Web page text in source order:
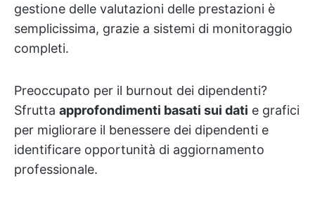
gestione delle valutazioni delle prestazioni è
semplicissima, grazie a sistemi di monitoraggio
completi.
Preoccupato per il burnout dei dipendenti?
Sfrutta approfondimenti basati sui dati e grafici
per migliorare il benessere dei dipendenti e
identificare opportunità di aggiornamento
professionale.